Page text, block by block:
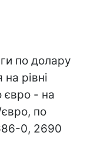
по долару
рівні
євро - на
по
0, 2690